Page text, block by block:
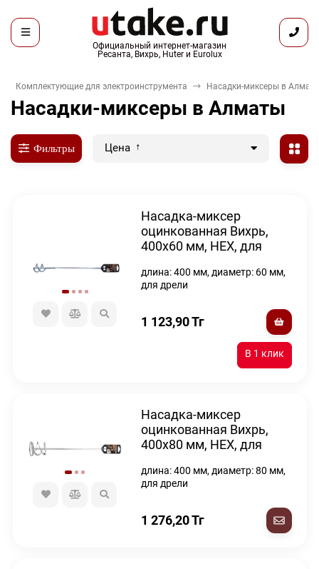
Официальный интернет-магазин
Ресанта, Вихрь, Huter и Eurolux
Комплектующие для электроинструмента Насадки-миксеры в
Насадки-миксеры в Алматы
Фильтры Цена
Насадка-миксер
оцинкованная Вихрь,
400х60 мм, НЕХ, для
длина: 400 мм, диаметр: 60 мм,
для дрели
1 123,90Тг
Насадка-миксер
оцинкованная Вихрь,
400х80 мм, НЕХ, для
длина: 400 мм, диаметр: 80 мм,
для дрели
1 276,20Тг